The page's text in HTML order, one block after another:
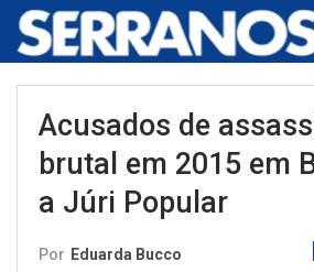
Acusados de
brutal em 2015 em
a Júri Popular
Por Eduarda Bucco